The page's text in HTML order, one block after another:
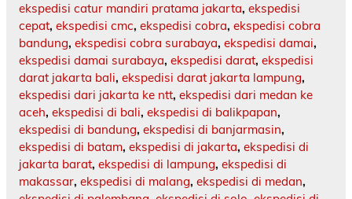
ekspedisi catur mandiri pratama jakarta, ekspedisi
cepat, ekspedisi cmc, ekspedisi cobra, ekspedisi cobra
bandung, ekspedisi cobra surabaya, ekspedisi damai,
ekspedisi damai surabaya, ekspedisi darat, ekspedisi
darat jakarta bali, ekspedisi darat jakarta lampung,
ekspedisi dari jakarta ke ntt, ekspedisi dari medan ke
aceh, ekspedisi di bali, ekspedisi di balikpapan,
ekspedisi di bandung, ekspedisi di banjarmasin,
ekspedisi di batam, ekspedisi di jakarta, ekspedisi di
jakarta barat, ekspedisi di lampung, ekspedisi di
makassar, ekspedisi di malang, ekspedisi di medan,